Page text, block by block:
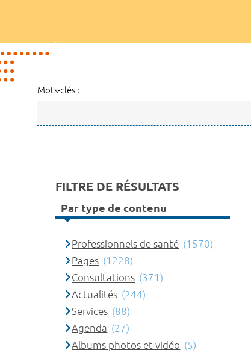
Mots-clés :
FILTRE DE RÉSULTATS
Par type de contenu
Professionnels de santé (1570)
Pages (1228)
Consultations (371)
Actualités (244)
Services (88)
Agenda (27)
Albums photos et vidéo (5)